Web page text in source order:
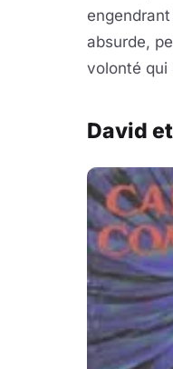
absurde,
volonté qui
David